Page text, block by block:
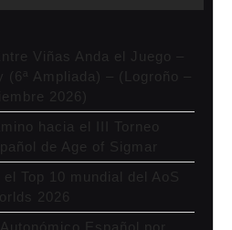
Viñas Anda el Juego –
(6ª Ampliada) – (Logroño –
2026)
hacia el III Torneo
de Age of Sigmar
Top 10 mundial del AoS
2026
Español por